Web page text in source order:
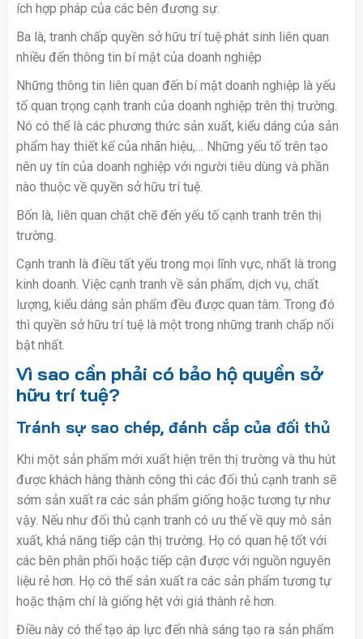
ích hợp pháp của các bên đương sự.
Ba là, tranh chấp quyền sở hữu trí tuệ phát sinh liên quan
nhiều đến thông tin bí mật của doanh nghiệp
Những thông tin liên quan đến bí mật doanh nghiệp là yếu
tố quan trọng cạnh tranh của doanh nghiệp trên thị trường.
Nó có thể là các phương thức sản xuất, kiểu dáng của sản
phẩm hay thiết kế của nhãn hiệu,… Những yếu tố trên tạo
nên uy tín của doanh nghiệp với người tiêu dùng và phần
nào thuộc về quyền sở hữu trí tuệ.
Bốn là, liên quan chặt chẽ đến yếu tố cạnh tranh trên thị
trường.
Cạnh tranh là điều tất yếu trong mọi lĩnh vực, nhất là trong
kinh doanh. Việc cạnh tranh về sản phẩm, dịch vụ, chất
lượng, kiểu dáng sản phẩm đều được quan tâm. Trong đó
thì quyền sở hữu trí tuệ là một trong những tranh chấp nổi
bật nhất.
Vì sao cần phải có bảo hộ quyền sở
hữu trí tuệ?
Tránh sự sao chép, đánh cắp của đối thủ
Khi một sản phẩm mới xuất hiện trên thị trường và thu hút
được khách hàng thành công thì các đối thủ cạnh tranh sẽ
sớm sản xuất ra các sản phẩm giống hoặc tương tự như
vậy. Nếu như đối thủ cạnh tranh có ưu thế về quy mô sản
xuất, khả năng tiếp cận thị trường. Họ có quan hệ tốt với
các bên phân phối hoặc tiếp cận được với nguồn nguyên
liệu rẻ hơn. Họ có thể sản xuất ra các sản phẩm tương tự
hoặc thậm chí là giống hệt với giá thành rẻ hơn.
Điều này có thể tạo áp lực đến nhà sáng tạo ra sản phẩm